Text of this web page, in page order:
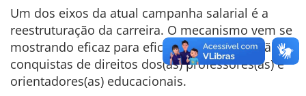
Um dos eixos da atual campanha salarial é a
reestruturação da carreira. O mecanismo vem se
mostrando eficaz para eficaz para a ampliação e
conquistas de direitos dos(as) professores(as) e
orientadores(as) educacionais.